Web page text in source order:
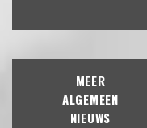
MEER
ALGEMEEN
NIEUWS